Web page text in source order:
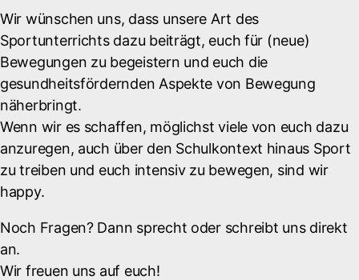
Wir wünschen uns, dass unsere Art des
Sportunterrichts dazu beiträgt, euch für (neue)
Bewegungen zu begeistern und euch die
gesundheitsfördernden Aspekte von Bewegung
näherbringt.
Wenn wir es schaffen, möglichst viele von euch dazu
anzuregen, auch über den Schulkontext hinaus Sport
zu treiben und euch intensiv zu bewegen, sind wir
happy.
Noch Fragen? Dann sprecht oder schreibt uns direkt
an.
Wir freuen uns auf euch!